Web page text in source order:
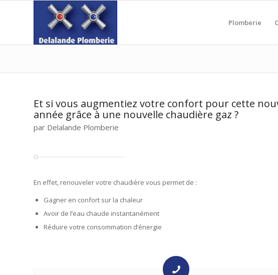
Plomberie
Et si vous augmentiez votre confort pour cette
année grâce à une nouvelle chaudière gaz ?
par Delalande Plomberie
En effet, renouveler votre chaudière vous permet de :
Gagner en confort sur la chaleur
Avoir de l’eau chaude instantanément
Réduire votre consommation d’énergie